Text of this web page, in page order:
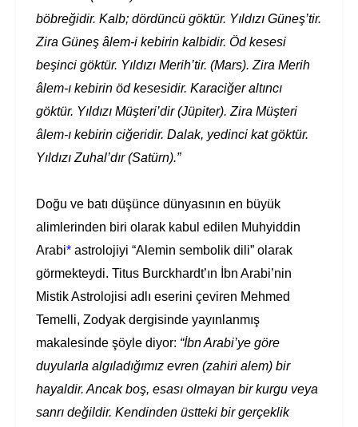
böbreğidir. Kalb; dördüncü göktür. Yıldızı Güneş’tir.
Zira Güneş âlem-i kebirin kalbidir. Öd kesesi
beşinci göktür. Yıldızı Merih’tir. (Mars). Zira Merih
âlem-ı kebirin öd kesesidir. Karaciğer altıncı
göktür. Yıldızı Müşteri’dir (Jüpiter). Zira Müşteri
âlem-ı kebirin ciğeridir. Dalak, yedinci kat göktür.
Yıldızı Zuhal’dır (Satürn).”
Doğu ve batı düşünce dünyasının en büyük
alimlerinden biri olarak kabul edilen Muhyiddin
Arabi* astrolojiyi “Alemin sembolik dili” olarak
görmekteydi. Titus Burckhardt’ın İbn Arabi’nin
Mistik Astrolojisi adlı eserini çeviren Mehmed
Temelli, Zodyak dergisinde yayınlanmış
makalesinde şöyle diyor: “İbn Arabi’ye göre
duyularla algıladığımız evren (zahiri alem) bir
hayaldir. Ancak boş, esası olmayan bir kurgu veya
sanrı değildir. Kendinden üstteki bir gerçeklik